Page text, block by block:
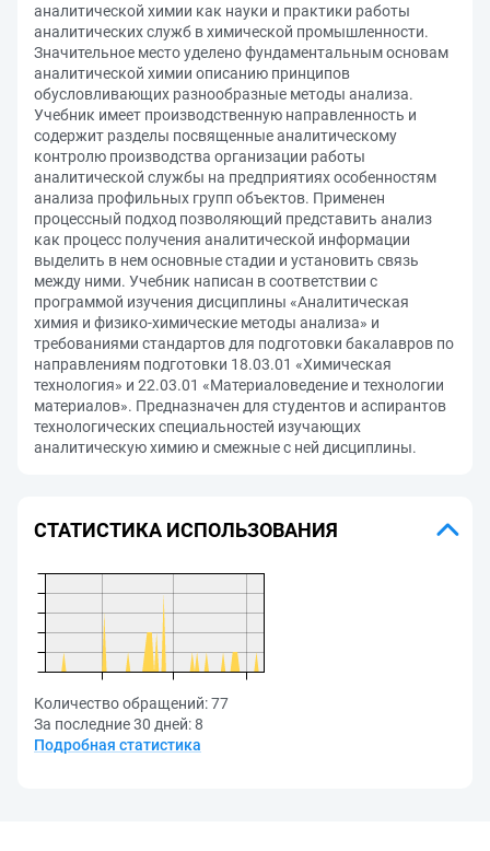
аналитической химии как науки и практики работы
аналитических служб в химической промышленности.
Значительное место уделено фундаментальным основам
аналитической химии описанию принципов
обусловливающих разнообразные методы анализа.
Учебник имеет производственную направленность и
содержит разделы посвященные аналитическому
контролю производства организации работы
аналитической службы на предприятиях особенностям
анализа профильных групп объектов. Применен
процессный подход позволяющий представить анализ
как процесс получения аналитической информации
выделить в нем основные стадии и установить связь
между ними. Учебник написан в соответствии с
программой изучения дисциплины «Аналитическая
химия и физико-химические методы анализа» и
требованиями стандартов для подготовки бакалавров по
направлениям подготовки 18.03.01 «Химическая
технология» и 22.03.01 «Материаловедение и технологии
материалов». Предназначен для студентов и аспирантов
технологических специальностей изучающих
аналитическую химию и смежные с ней дисциплины.
СТАТИСТИКА ИСПОЛЬЗОВАНИЯ
Количество обращений:77
За последние 30 дней:8
Подробная статистика